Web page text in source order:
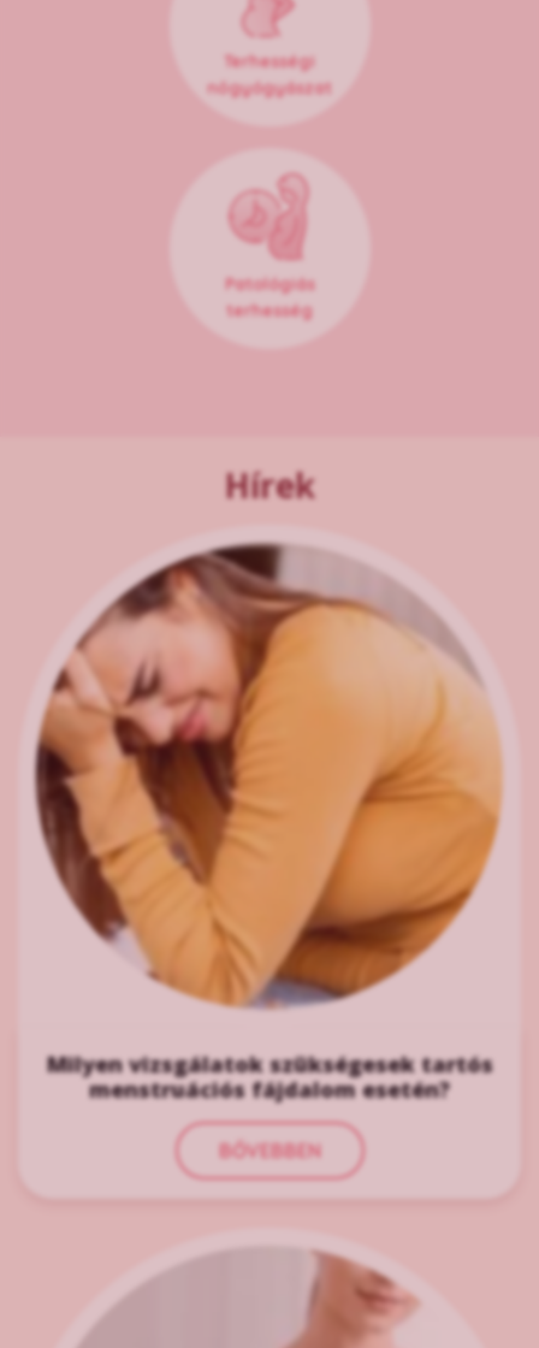
Terhességi
nőgyógyászat
Patológiás
terhesség
Hírek
Milyen vizsgálatok szükségesek tartós
menstruációs fájdalom esetén?
BŐVEBBEN